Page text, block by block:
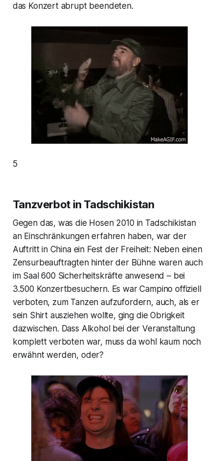
das Konzert abrupt beendeten.
5
Tanzverbot in Tadschikistan
Gegen das, was die Hosen 2010 in Tadschikistan
an Einschränkungen erfahren haben, war der
Auftritt in China ein Fest der Freiheit: Neben einen
Zensurbeauftragten hinter der Bühne waren auch
im Saal 600 Sicherheitskräfte anwesend – bei
3.500 Konzertbesuchern. Es war Campino offiziell
verboten, zum Tanzen aufzufordern, auch, als er
sein Shirt ausziehen wollte, ging die Obrigkeit
dazwischen. Dass Alkohol bei der Veranstaltung
komplett verboten war, muss da wohl kaum noch
erwähnt werden, oder?